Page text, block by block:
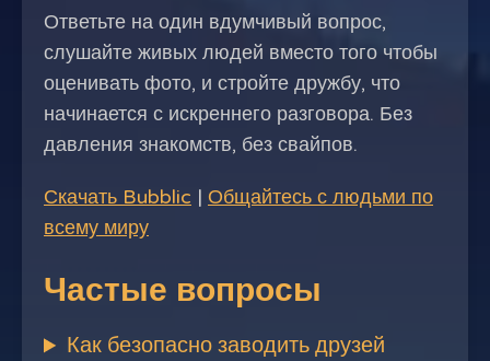
Ответьте на один вдумчивый вопрос,
слушайте живых людей вместо того чтобы
оценивать фото, и стройте дружбу, что
начинается с искреннего разговора. Без
давления знакомств, без свайпов.
Скачать Bubblic | Общайтесь с людьми по
всему миру
Частые вопросы
Как безопасно заводить друзей